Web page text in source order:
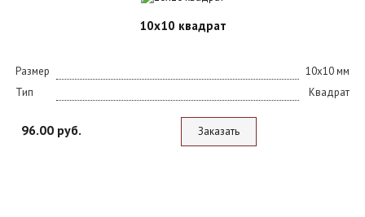
10х10 квадрат
Размер
10х10 мм
Тип
Квадрат
96.00 руб. Заказать